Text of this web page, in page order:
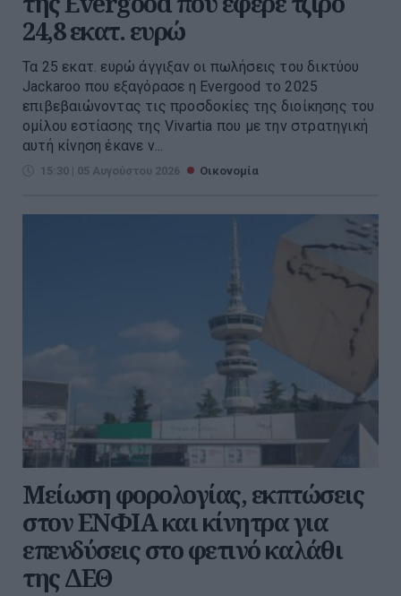
24,8 εκατ. ευρώ
Τα 25 εκατ. ευρώ άγγιξαν οι πωλήσεις του δικτύου
Jackaroo που εξαγόρασε η Evergood το 2025
επιβεβαιώνοντας τις προσδοκίες της διοίκησης του
ομίλου εστίασης της Vivartia που με την στρατηγική
αυτή κίνηση έκανε ν...
15:30 | 05 Αυγούστου 2026 Οικονομία
Μείωση φορολογίας, εκπτώσεις
στον ΕΝΦΙΑ και κίνητρα για
επενδύσεις στο φετινό καλάθι
της ΔΕΘ